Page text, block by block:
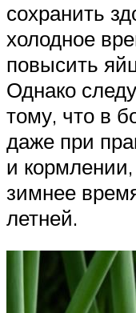
сохранить
холодное
повысить
Однако
тому, что в
даже при
и кормлении,
зимнее
летней.